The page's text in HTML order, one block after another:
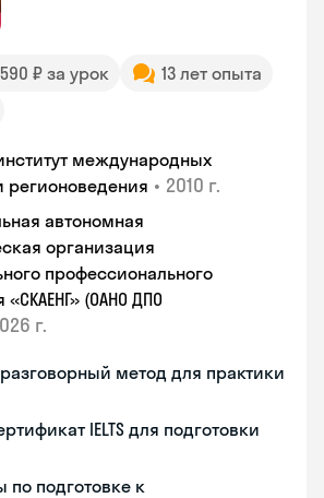
₽ за урок
13 лет опыта
международных
регионоведения • 2010 г.
автономная
организация
профессионального
(ОАНО ДПО
г.
разговорный метод для практики
IELTS для подготовки
по подготовке к